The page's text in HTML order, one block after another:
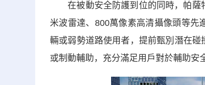
在被動安全防護到位的同時，帕薩
米波雷達、800萬像素高清攝像頭等先
輛或弱勢道路使用者，提前甄別潛在
或制動輔助，充分滿足用戶對於輔助安